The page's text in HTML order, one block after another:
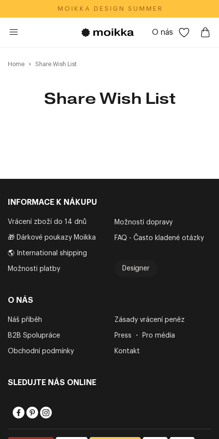
M O I K K A‎ ‎ ‎ D E S I G N‎ ‎ ‎ S U M M E R
O nás
Home Share Wish List
Share Wish List
INFORMACE K NÁKUPU
Vrácení zboží do 14 dnů
🎁 Dárkové poukazy Moikka
🌎 International shipping
Možnosti platby
Možnosti dopravy
FAQ - Často kladené otázky
Designer
O NÁS
Náš příběh
B2B Spolupráce
Obchodní podmínky
Zásady vrácení peněz
Press ・ Pro média
Kontakt
SLEDUJTE NÁS ONLINE